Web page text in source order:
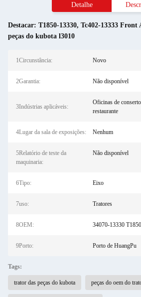
Detalhe
Destacar: T1850-13330, Tc402-13333 Front
peças do kubota l3010
1Circunstância: Novo
2Garantia: Não disponível
3Indústrias aplicáveis:
Oficinas de
restaurante
4Lugar da sala de exposições: Nenhum
5Relatório de teste da
maquinaria:
Não disponível
6Tipo: Eixo
7uso: Tratores
8OEM: 34070-13330
9Porto: Porto de HuangPu
Tags:
trator das peças do kubota peças do oem do